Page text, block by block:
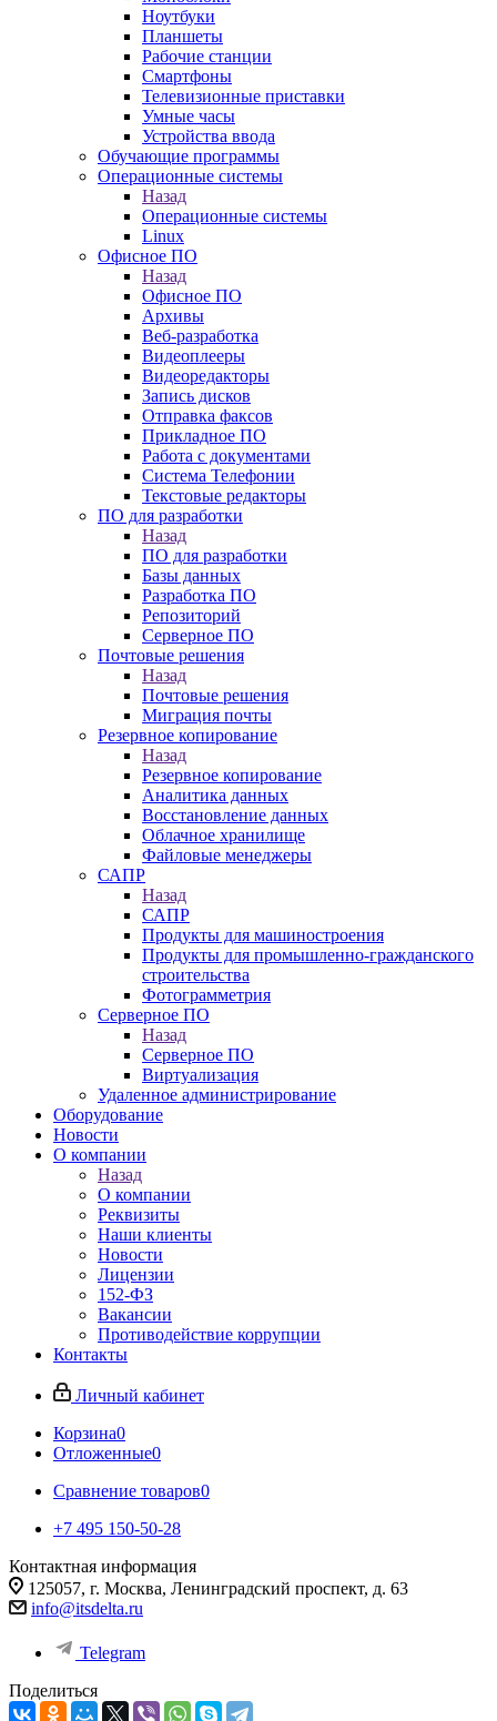
Ноутбуки
Планшеты
Рабочие станции
Смартфоны
Телевизионные приставки
Умные часы
Устройства ввода
Обучающие программы
Операционные системы
Назад
Операционные системы
Linux
Офисное ПО
Назад
Офисное ПО
Архивы
Веб-разработка
Видеоплееры
Видеоредакторы
Запись дисков
Отправка факсов
Прикладное ПО
Работа с документами
Система Телефонии
Текстовые редакторы
ПО для разработки
Назад
ПО для разработки
Базы данных
Разработка ПО
Репозиторий
Серверное ПО
Почтовые решения
Назад
Почтовые решения
Миграция почты
Резервное копирование
Назад
Резервное копирование
Аналитика данных
Восстановление данных
Облачное хранилище
Файловые менеджеры
САПР
Назад
САПР
Продукты для машиностроения
Продукты для промышленно-гражданского
строительства
Фотограмметрия
Серверное ПО
Назад
Серверное ПО
Виртуализация
Удаленное администрирование
Оборудование
Новости
О компании
Назад
О компании
Реквизиты
Наши клиенты
Новости
Лицензии
152-ФЗ
Вакансии
Противодействие коррупции
Контакты
Личный кабинет
Корзина0
Отложенные0
Сравнение товаров0
+7 495 150-50-28
Контактная информация
125057, г. Москва, Ленинградский проспект, д. 63
info@itsdelta.ru
Telegram
Поделиться